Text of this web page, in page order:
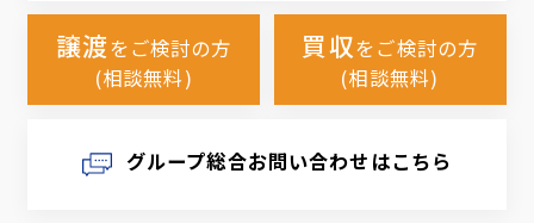
譲渡をご検討の方
(相談無料)
買収をご検討の方
(相談無料)
グループ総合お問い合わせはこちら